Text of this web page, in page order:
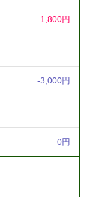
1,800円
-3,000円
0円